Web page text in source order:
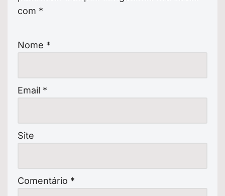
com *
Nome *
Email *
Site
Comentário *